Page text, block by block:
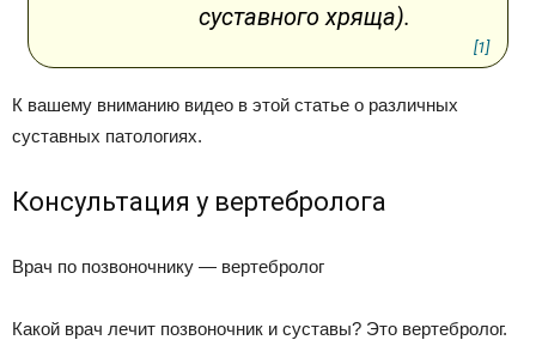
суставного хряща).
[1]
К вашему вниманию видео в этой статье о различных
суставных патологиях.
Консультация у вертебролога
Врач по позвоночнику — вертебролог
Какой врач лечит позвоночник и суставы? Это вертебролог.